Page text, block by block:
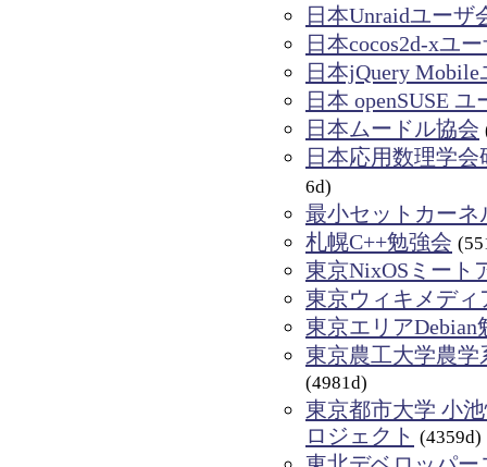
日本Unraidユーザ
日本cocos2d-xユ
日本jQuery
日本 openSUSE ユ
日本ムードル協会
日本応用数理学
6d)
最小セットカーネ
札幌C++勉強会
東京NixOSミート
東京ウィキメディ
東京エリアDebian
東京農工大学農
(4981d)
東京都市大学 小
ロジェクト (4359d)